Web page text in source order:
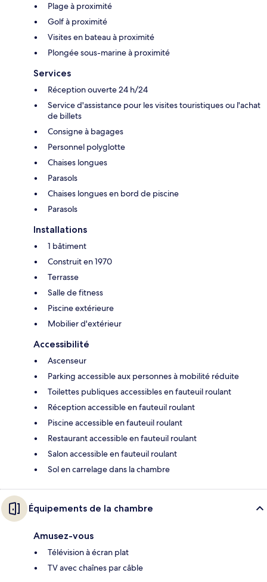
Plage à proximité
Golf à proximité
Visites en bateau à proximité
Plongée sous-marine à proximité
Services
Réception ouverte 24 h/24
Service d'assistance pour les visites touristiques ou l'achat
de billets
Consigne à bagages
Personnel polyglotte
Chaises longues
Parasols
Chaises longues en bord de piscine
Parasols
Installations
1 bâtiment
Construit en 1970
Terrasse
Salle de fitness
Piscine extérieure
Mobilier d'extérieur
Accessibilité
Ascenseur
Parking accessible aux personnes à mobilité réduite
Toilettes publiques accessibles en fauteuil roulant
Réception accessible en fauteuil roulant
Piscine accessible en fauteuil roulant
Restaurant accessible en fauteuil roulant
Salon accessible en fauteuil roulant
Sol en carrelage dans la chambre
Équipements de la chambre
Amusez-vous
Télévision à écran plat
TV avec chaînes par câble